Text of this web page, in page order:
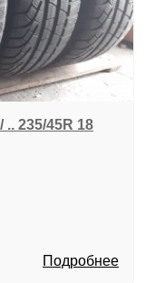
.. 235/45R 18
Подробнее